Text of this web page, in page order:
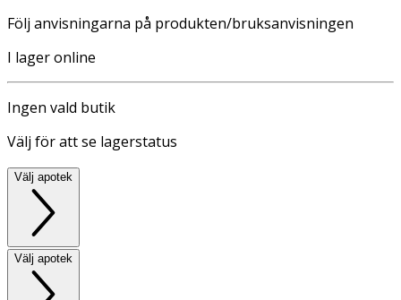
Följ anvisningarna på produkten/bruksanvisningen
I lager online
Ingen vald butik
Välj för att se lagerstatus
Välj apotek
Välj apotek